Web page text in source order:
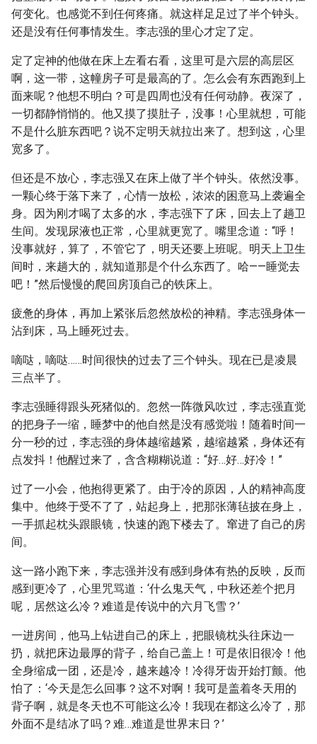
何变化。也感觉不到任何疼痛。就这样足足过了半个钟头。
还是没有任何事情发生。李志强的里心才定了定。
定了定神的他做在床上左看右看，这里可是六层的高层区
啊，这一带，这幢房子可是最高的了。怎么会有东西跑到上
面来呢？他想不明白？可是四周也没有任何动静。夜深了，
一切都静悄悄的。他又摸了摸肚子，没事！心里就想，可能
不是什么脏东西吧？说不定明天就拉出来了。想到这，心里
宽多了。
但还是不放心，李志强又在床上做了半个钟头。依然没事。
一颗心终于落下来了，心情一放松，浓浓的困意马上袭遍全
身。因为刚才喝了太多的水，李志强下了床，回去上了趟卫
生间。发现尿液也正常，心里就更宽了。嘴里念道：“呼！
没事就好，算了，不管它了，明天还要上班呢。明天上卫生
间时，来趟大的，就知道那是个什么东西了。哈——睡觉去
吧！”然后慢慢的爬回房顶自己的铁床上。
疲惫的身体，再加上紧张后忽然放松的神精。李志强身体一
沾到床，马上睡死过去。
嘀哒，嘀哒……时间很快的过去了三个钟头。现在已是凌晨
三点半了。
李志强睡得跟头死猪似的。忽然一阵微风吹过，李志强直觉
的把身子一缩，睡梦中的他自然是没有感觉啦！随着时间一
分一秒的过，李志强的身体越缩越紧，越缩越紧，身体还有
点发抖！他醒过来了，含含糊糊说道：“好…好…好冷！”
过了一小会，他抱得更紧了。由于冷的原因，人的精神高度
集中。他终于受不了了，站起身上，把那张薄毡披在身上，
一手抓起枕头跟眼镜，快速的跑下楼去了。窜进了自己的房
间。
这一路小跑下来，李志强并没有感到身体有热的反映，反而
感到更冷了，心里咒骂道：‘什么鬼天气，中秋还差个把月
呢，居然这么冷？难道是传说中的六月飞雪？’
一进房间，他马上钻进自己的床上，把眼镜枕头往床边一
扔，就把床边最厚的背子，给自己盖上！可是依旧很冷！他
全身缩成一团，还是冷，越来越冷！冷得牙齿开始打颤。他
怕了：‘今天是怎么回事？这不对啊！我可是盖着冬天用的
背子啊，就是冬天也不可能这么冷！我现在都这么冷了，那
外面不是结冰了吗？难…难道是世界末日？’